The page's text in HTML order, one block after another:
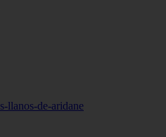
llanos-de-aridane